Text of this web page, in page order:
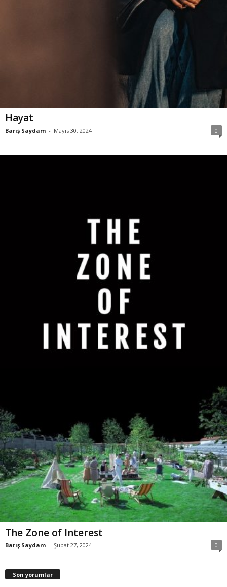
Hayat
Barış Saydam - Mayıs 30, 2024 0
The Zone of Interest
Barış Saydam - Şubat 27, 2024 0
Son yorumlar